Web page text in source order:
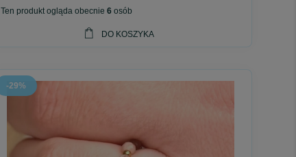
Ten produkt ogląda obecnie 6 osób
DO KOSZYKA
-29%